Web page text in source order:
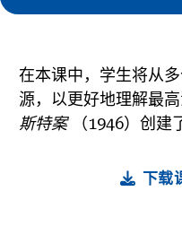
在本课中，学生将从
源，以更好地理解最
斯特案（1946）创建
下载